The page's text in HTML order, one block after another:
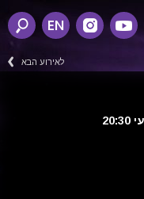
EN
לאירוע הבא